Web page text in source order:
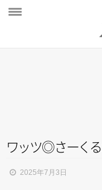
MOVIE
AUDITION
ワッツ◎さーく る
2025年7月3日